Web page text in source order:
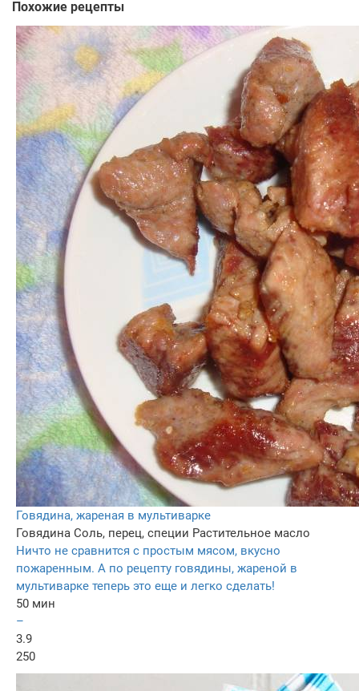
Похожие рецепты
Говядина, жареная в мультиварке
Говядина Соль, перец, специи Растительное масло
Ничто не сравнится с простым мясом, вкусно
пожаренным. А по рецепту говядины, жареной в
мультиварке теперь это еще и легко сделать!
50 мин
–
3.9
250